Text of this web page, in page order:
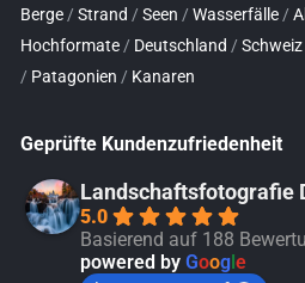
Berge/ Strand / Seen / Wasserfälle/
Hochformate/ Deutschland / Schweiz
/ Patagonien / Kanaren
Geprüfte Kundenzufriedenheit
Landschaftsfotografie
5.0
Basierend auf 188
powered by Goog e